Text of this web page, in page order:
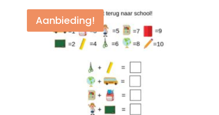
€1.50. €0.75.
Aanbieding!